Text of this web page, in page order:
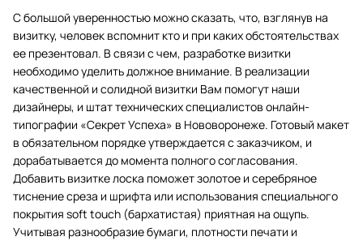
С большой уверенностью можно сказать, что, взглянув на
визитку, человек вспомнит кто и при каких обстоятельствах
ее презентовал. В связи с чем, разработке визитки
необходимо уделить должное внимание. В реализации
качественной и солидной визитки Вам помогут наши
дизайнеры, и штат технических специалистов онлайн-
типографии «Секрет Успеха» в Нововоронеже. Готовый макет
в обязательном порядке утверждается с заказчиком, и
дорабатывается до момента полного согласования.
Добавить визитке лоска поможет золотое и серебряное
тиснение среза и шрифта или использования специального
покрытия soft touch (бархатистая) приятная на ощупь.
Учитывая разнообразие бумаги, плотности печати и